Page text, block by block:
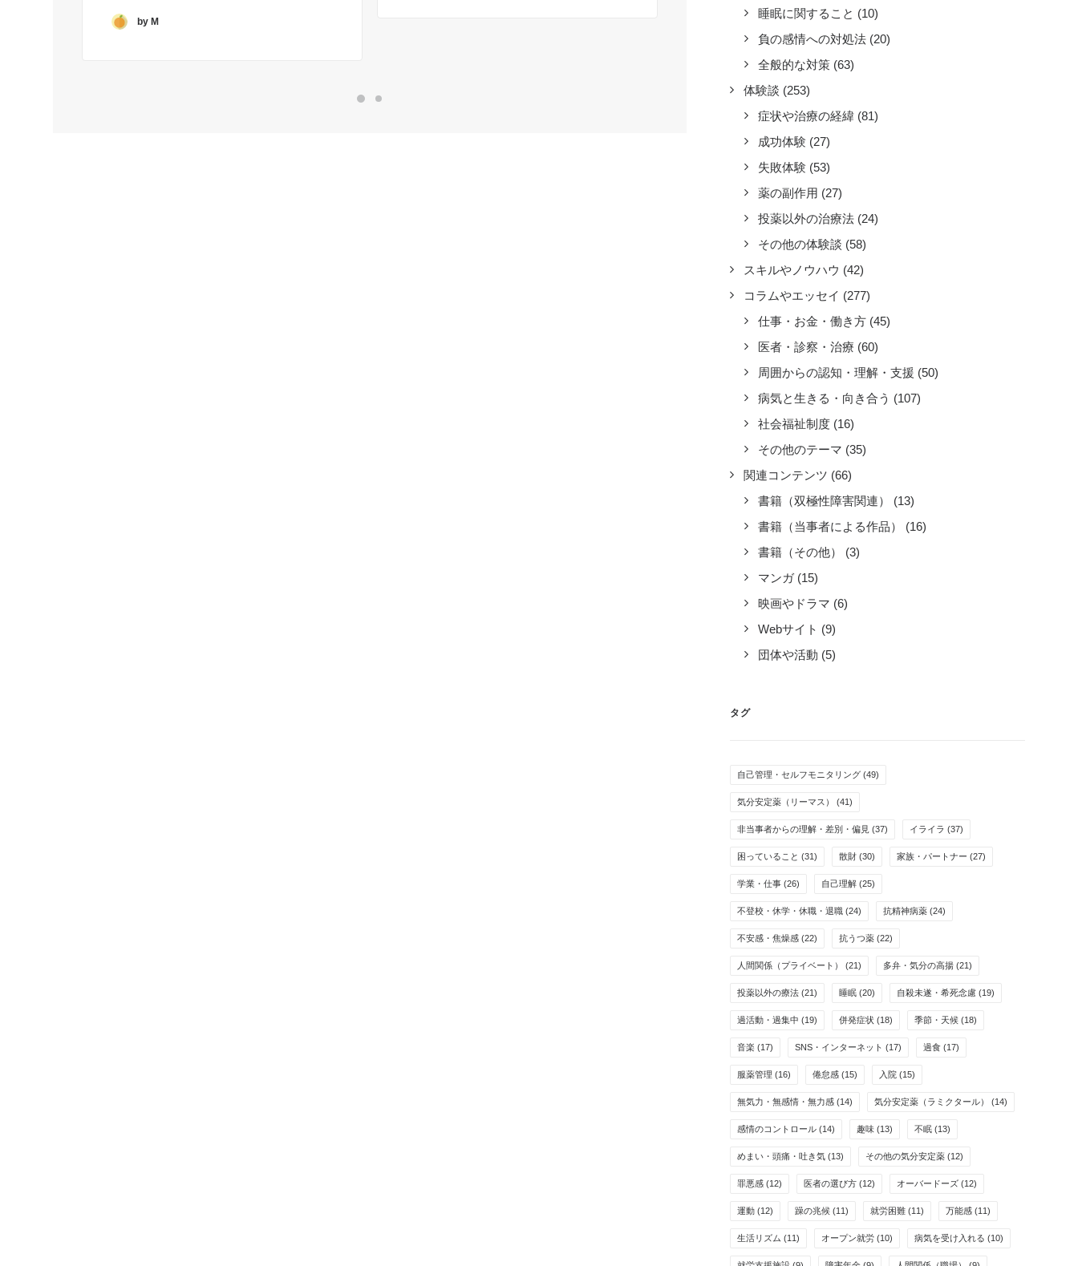
by M
睡眠に関すること (10)
負の感情への対処法 (20)
全般的な対策 (63)
体験談 (253)
症状や治療の経緯 (81)
成功体験 (27)
失敗体験 (53)
薬の副作用 (27)
投薬以外の治療法 (24)
その他の体験談 (58)
スキルやノウハウ (42)
コラムやエッセイ (277)
仕事・お金・働き方 (45)
医者・診察・治療 (60)
周囲からの認知・理解・支援 (50)
病気と生きる・向き合う (107)
社会福祉制度 (16)
その他のテーマ (35)
関連コンテンツ (66)
書籍（双極性障害関連）
(13)
書籍（当事者による作品）
(16)
書籍（その他）
(3)
マンガ (15)
映画やドラマ (6)
Webサイト (9)
団体や活動 (5)
タグ
自己管理・セルフモニタリング (49)
気分安定薬（リーマス） (41)
非当事者からの理解・差別・偏見 (37) イライラ (37)
困っていること (31) 散財 (30) 家族・パートナー (27)
学業・仕事 (26) 自己理解 (25)
不登校・休学・休職・退職 (24) 抗精神病薬 (24)
不安感・焦燥感 (22) 抗うつ薬 (22)
人間関係（プライベート） (21) 多弁・気分の高揚 (21)
投薬以外の療法 (21) 睡眠 (20) 自殺未遂・希死念慮 (19)
過活動・過集中 (19) 併発症状 (18) 季節・天候 (18)
音楽 (17) SNS・インターネット (17) 過食 (17)
服薬管理 (16) 倦怠感 (15) 入院 (15)
無気力・無感情・無力感 (14) 気分安定薬（ラミクタール） (14)
感情のコントロール (14) 趣味 (13) 不眠 (13)
めまい・頭痛・吐き気 (13) その他の気分安定薬 (12)
罪悪感 (12) 医者の選び方 (12) オーバードーズ (12)
運動 (12) 躁の兆候 (11) 就労困難 (11) 万能感 (11)
生活リズム (11) オープン就労 (10) 病気を受け入れる (10)